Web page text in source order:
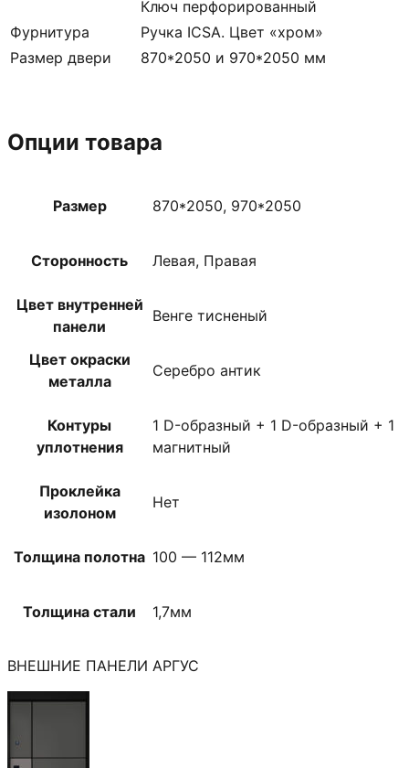
Ключ перфорированный
Фурнитура
Ручка ICSA. Цвет «хром»
Размер двери
870*2050 и 970*2050 мм
Опции товара
Размер 870*2050, 970*2050
Сторонность Левая, Правая
Цвет внутренней
панели
Венге тисненый
Цвет окраски
металла
Серебро антик
Контуры
уплотнения
1 D-образный + 1 D-образный + 1
магнитный
Проклейка
изолоном
Нет
Толщина полотна 100 — 112мм
Толщина стали 1,7мм
ВНЕШНИЕ ПАНЕЛИ АРГУС